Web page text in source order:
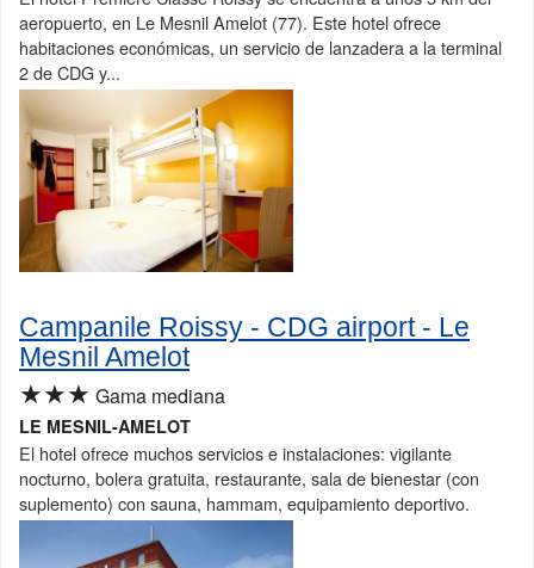
aeropuerto, en Le Mesnil Amelot (77). Este hotel ofrece
habitaciones económicas, un servicio de lanzadera a la terminal
2 de CDG y...
Campanile Roissy - CDG airport - Le
Mesnil Amelot
★★★ Gama mediana
LE MESNIL-AMELOT
El hotel ofrece muchos servicios e instalaciones: vigilante
nocturno, bolera gratuita, restaurante, sala de bienestar (con
suplemento) con sauna, hammam, equipamiento deportivo.